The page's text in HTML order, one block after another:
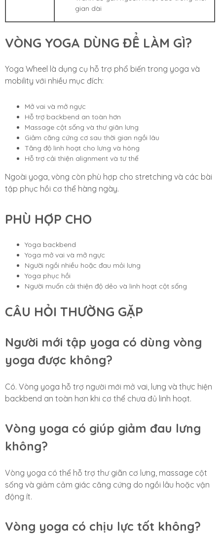
gian dài
VÒNG YOGA DÙNG ĐỂ LÀM GÌ?
Yoga Wheel là dụng cụ hỗ trợ phổ biến trong yoga và
mobility với nhiều mục đích:
Mở vai và mở ngực
Hỗ trợ backbend an toàn hơn
Massage cột sống và thư giãn lưng
Giảm căng cứng cơ sau thời gian ngồi lâu
Tăng độ linh hoạt cho lưng và hông
Hỗ trợ cải thiện alignment và tư thế
Ngoài yoga, vòng còn phù hợp cho stretching và các bài
tập phục hồi cơ thể hàng ngày.
PHÙ HỢP CHO
Yoga backbend
Yoga mở vai và mở ngực
Người ngồi nhiều hoặc đau mỏi lưng
Yoga phục hồi
Người muốn cải thiện độ dẻo và linh hoạt cột sống
CÂU HỎI THƯỜNG GẶP
Người mới tập yoga có dùng vòng
yoga được không?
Có. Vòng yoga hỗ trợ người mới mở vai, lưng và thực hiện
backbend an toàn hơn khi cơ thể chưa đủ linh hoạt.
Vòng yoga có giúp giảm đau lưng
không?
Vòng yoga có thể hỗ trợ thư giãn cơ lưng, massage cột
sống và giảm cảm giác căng cứng do ngồi lâu hoặc vận
động ít.
Vòng yoga có chịu lực tốt không?